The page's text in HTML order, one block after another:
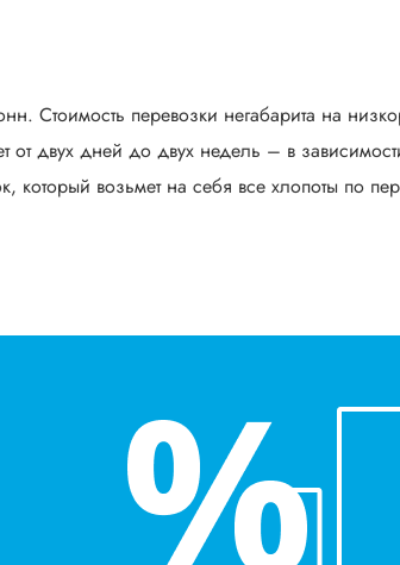
Стоимость перевозки негабарита на
двух дней до двух недель – в
возьмет на себя все хлопоты по